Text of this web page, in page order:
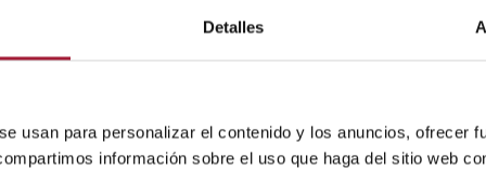
Detalles
usan para personalizar el contenido y los anuncios, ofrecer
información sobre el uso que haga del sitio web
más expuestas. Es decir, el rostro y las manos.
a deshidratarse y, en consecuencia, se secan y
del ojo, pudiendo aparecer un
la irritación y la sequedad de la región